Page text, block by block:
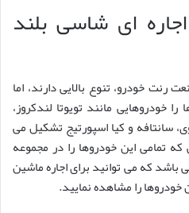
ای شاسی بلند
خودرو، تنوع بالایی دارند، اما
خودروهایی مانند تویوتا لندکروز،
سانتافه و کیا اسپورتیج تشکیل می
تمامی این خودروها را در مجموعه
که می توانید برای اجاره ماشین
را مشاهده نمایید.